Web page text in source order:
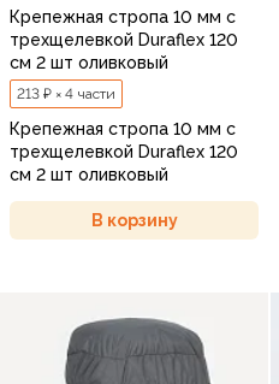
Крепежная стропа 10 мм с
трехщелевкой Duraflex 120
см 2 шт оливковый
213 ₽ × 4 части
Крепежная стропа 10 мм с
трехщелевкой Duraflex 120
см 2 шт оливковый
В корзину